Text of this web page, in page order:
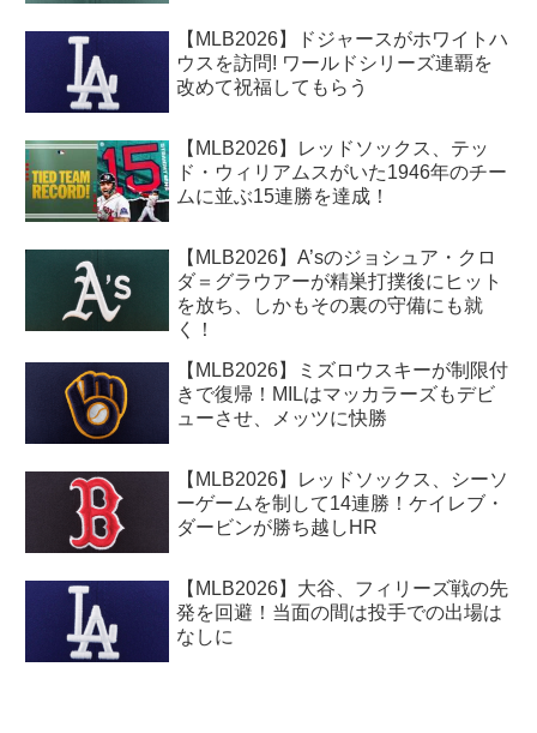
【MLB2026】ドジャースがホワイトハ
ウスを訪問! ワールドシリーズ連覇を
改めて祝福してもらう
【MLB2026】レッドソックス、テッ
ド・ウィリアムスがいた1946年のチー
ムに並ぶ15連勝を達成！
【MLB2026】A’sのジョシュア・クロ
ダ＝グラウアーが精巣打撲後にヒット
を放ち、しかもその裏の守備にも就
く！
【MLB2026】ミズロウスキーが制限付
きで復帰！MILはマッカラーズもデビ
ューさせ、メッツに快勝
【MLB2026】レッドソックス、シーソ
ーゲームを制して14連勝！ケイレブ・
ダービンが勝ち越しHR
【MLB2026】大谷、フィリーズ戦の先
発を回避！当面の間は投手での出場は
なしに